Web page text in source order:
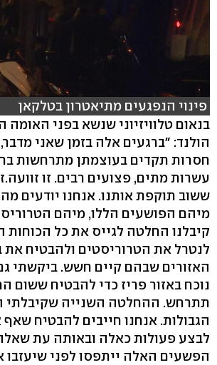
פינוי הנפגעים מתיאטרון בטלקאן
בנאום טלוויזיוני שנשא בפני
הולנד: "ברגעים אלה בזמן שאני
חסרות תקדים בעוצמתן מתרחשות
עשרות מתים, פצועים רבים. זו
ששוב תוקפת אותנו. אנחנו יודעים
מיהם הפושעים הללו, מיהם
קיבלנו החלטה לגייס את כל הכוחות
לנטרל את הטרוריסטים ולהבטיח את
האזורים שבהם קיים חשש. ביקשתי
נוכח באזור פריז כדי להבטיח ששום
תתרחש. ההחלטה השנייה שקיבלתי
הגבולות. אנחנו חייבים להבטיח
לבצע פעולות כאלה ובאותה עת
הפשעים האלה ייתפסו לפני שיעזבו